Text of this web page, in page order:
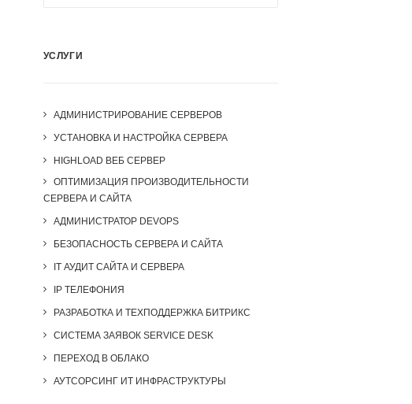
УСЛУГИ
АДМИНИСТРИРОВАНИЕ СЕРВЕРОВ
УСТАНОВКА И НАСТРОЙКА СЕРВЕРА
HIGHLOAD ВЕБ СЕРВЕР
ОПТИМИЗАЦИЯ ПРОИЗВОДИТЕЛЬНОСТИ
СЕРВЕРА И САЙТА
АДМИНИСТРАТОР DEVOPS
БЕЗОПАСНОСТЬ СЕРВЕРА И САЙТА
IT АУДИТ САЙТА И СЕРВЕРА
IP ТЕЛЕФОНИЯ
РАЗРАБОТКА И ТЕХПОДДЕРЖКА БИТРИКС
СИСТЕМА ЗАЯВОК SERVICE DESK
ПЕРЕХОД В ОБЛАКО
АУТСОРСИНГ ИТ ИНФРАСТРУКТУРЫ